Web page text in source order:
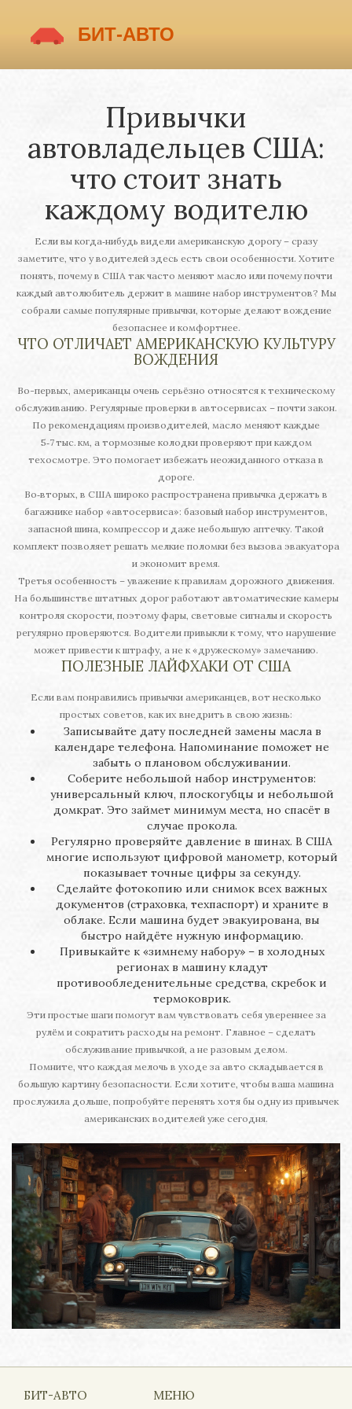
Привычки
автовладельцев США:
что стоит знать
каждому водителю
Если вы когда‑нибудь видели американскую дорогу – сразу
заметите, что у водителей здесь есть свои особенности. Хотите
понять, почему в США так часто меняют масло или почему почти
каждый автолюбитель держит в машине набор инструментов? Мы
собрали самые популярные привычки, которые делают вождение
безопаснее и комфортнее.
ЧТО ОТЛИЧАЕТ АМЕРИКАНСКУЮ КУЛЬТУРУ
ВОЖДЕНИЯ
Во-первых, американцы очень серьёзно относятся к техническому
обслуживанию. Регулярные проверки в автосервисах – почти закон.
По рекомендациям производителей, масло меняют каждые
5‑7 тыс. км, а тормозные колодки проверяют при каждом
техосмотре. Это помогает избежать неожиданного отказа в
дороге.
Во‑вторых, в США широко распространена привычка держать в
багажнике набор «автосервиса»: базовый набор инструментов,
запасной шина, компрессор и даже небольшую аптечку. Такой
комплект позволяет решать мелкие поломки без вызова эвакуатора
и экономит время.
Третья особенность – уважение к правилам дорожного движения.
На большинстве штатных дорог работают автоматические камеры
контроля скорости, поэтому фары, световые сигналы и скорость
регулярно проверяются. Водители привыкли к тому, что нарушение
может привести к штрафу, а не к «дружескому» замечанию.
ПОЛЕЗНЫЕ ЛАЙФХАКИ ОТ США
Если вам понравились привычки американцев, вот несколько
простых советов, как их внедрить в свою жизнь:
Записывайте дату последней замены масла в
календаре телефона. Напоминание поможет не
забыть о плановом обслуживании.
Соберите небольшой набор инструментов:
универсальный ключ, плоскогубцы и небольшой
домкрат. Это займет минимум места, но спасёт в
случае прокола.
Регулярно проверяйте давление в шинах. В США
многие используют цифровой манометр, который
показывает точные цифры за секунду.
Сделайте фотокопию или снимок всех важных
документов (страховка, техпаспорт) и храните в
облаке. Если машина будет эвакуирована, вы
быстро найдёте нужную информацию.
Привыкайте к «зимнему набору» – в холодных
регионах в машину кладут
противообледенительные средства, скребок и
термоковрик.
Эти простые шаги помогут вам чувствовать себя увереннее за
рулём и сократить расходы на ремонт. Главное – сделать
обслуживание привычкой, а не разовым делом.
Помните, что каждая мелочь в уходе за авто складывается в
большую картину безопасности. Если хотите, чтобы ваша машина
прослужила дольше, попробуйте перенять хотя бы одну из привычек
американских водителей уже сегодня.
БИТ-АВТО МЕНЮ